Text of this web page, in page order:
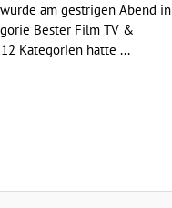
am gestrigen Abend in
Bester Film TV &
Kategorien hatte ...